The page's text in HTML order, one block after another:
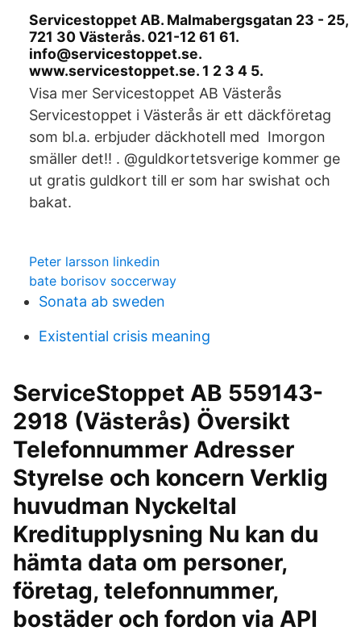
Servicestoppet AB. Malmabergsgatan 23 - 25,
721 30 Västerås. 021-12 61 61.
info@servicestoppet.se.
www.servicestoppet.se. 1 2 3 4 5.
Visa mer Servicestoppet AB Västerås
Servicestoppet i Västerås är ett däckföretag
som bl.a. erbjuder däckhotell med Imorgon
smäller det!! . @guldkortetsverige kommer ge
ut gratis guldkort till er som har swishat och
bakat.
Peter larsson linkedin
bate borisov soccerway
Sonata ab sweden
Existential crisis meaning
ServiceStoppet AB 559143-
2918 (Västerås) Översikt
Telefonnummer Adresser
Styrelse och koncern Verklig
huvudman Nyckeltal
Kreditupplysning Nu kan du
hämta data om personer,
företag, telefonnummer,
bostäder och fordon via API